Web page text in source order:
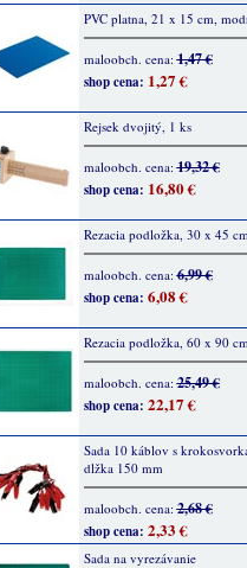
PVC platna, 21 x 15 cm,
maloobch. cena:1,47 €
shop cena: 1,27 €
Rejsek dvojitý, 1 ks
maloobch. cena:19,32 €
shop cena: 16,80 €
Rezacia podložka, 30 x 45
maloobch. cena:6,99 €
shop cena: 6,08 €
Rezacia podložka, 60 x 90
maloobch. cena:25,49 €
shop cena: 22,17 €
Sada 10 káblov s
dlžka 150 mm
maloobch. cena:2,68 €
shop cena: 2,33 €
Sada na vyrezávanie